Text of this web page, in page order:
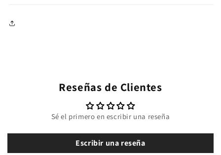
Reseñas de Clientes
Sé el primero en escribir una reseña
Escribir una reseña